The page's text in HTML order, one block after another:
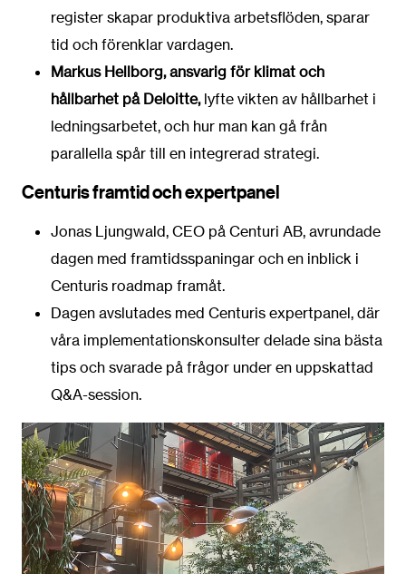
register skapar produktiva arbetsflöden, sparar
tid och förenklar vardagen.
Markus Hellborg, ansvarig för klimat och
hållbarhet på Deloitte, lyfte vikten av hållbarhet i
ledningsarbetet, och hur man kan gå från
parallella spår till en integrerad strategi.
Centuris framtid och expertpanel
Jonas Ljungwald, CEO på Centuri AB, avrundade
dagen med framtidsspaningar och en inblick i
Centuris roadmap framåt.
Dagen avslutades med Centuris expertpanel, där
våra implementationskonsulter delade sina bästa
tips och svarade på frågor under en uppskattad
Q&A-session.